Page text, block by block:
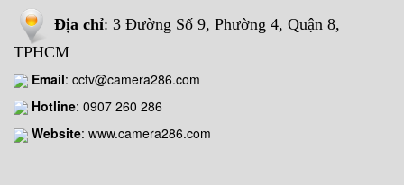
Địa chỉ: 3 Đường Số 9, Phường 4, Quận 8,
TPHCM
Email: cctv@camera286.com
Hotline: 0907 260 286
Website: www.camera286.com